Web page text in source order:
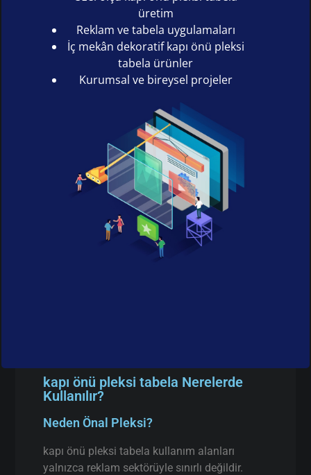
üretim
Reklam ve tabela uygulamaları
İç mekân dekoratif kapı önü pleksi
tabela ürünler
Kurumsal ve bireysel projeler
kapı önü pleksi tabela Nerelerde
Kullanılır?
Neden Önal Pleksi?
kapı önü pleksi tabela kullanım alanları
yalnızca reklam sektörüyle sınırlı değildir.